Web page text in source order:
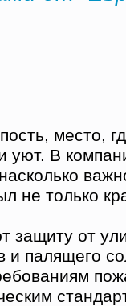
место,
уют. В
не только
защиту от
и палящего